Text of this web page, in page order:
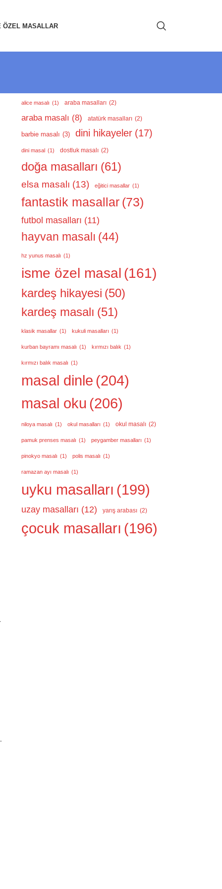
ÖZEL MASALLAR
alice masalı (1) araba masalları (2)
araba masalı (8) atatürk masalları (2)
barbie masalı (3) dini hikayeler (17)
dini masal (1) dostluk masalı (2)
doğa masalları (61)
elsa masalı (13) eğitici masallar (1)
fantastik masallar (73)
futbol masalları (11)
hayvan masalı (44)
hz yunus masalı (1)
isme özel masal (161)
kardeş hikayesi (50)
kardeş masalı (51)
klasik masallar (1) kukuli masalları (1)
kurban bayramı masalı (1) kırmızı balık (1)
kırmızı balık masalı (1)
masal dinle (204)
masal oku (206)
niloya masalı (1) okul masalları (1) okul masalı (2)
pamuk prenses masalı (1) peygamber masalları (1)
pinokyo masalı (1) polis masalı (1)
ramazan ayı masalı (1)
uyku masalları (199)
uzay masalları (12) yarış arabası (2)
çocuk masalları (196)